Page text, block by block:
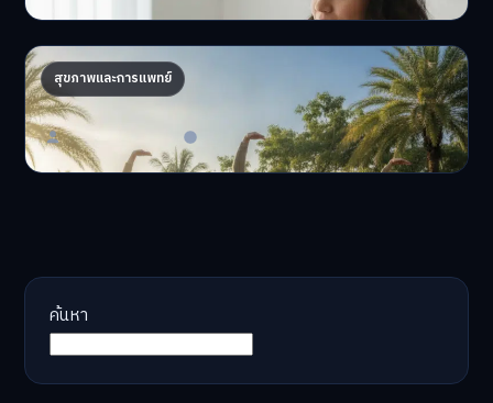
สุขภาพและการแพทย์
AI จัดทริปสุขภาพ: เทรนด์ใหม่ท่องเที่ยวไทยไฮเทค
AI จัดทริปสุขภาพนำเทรน…
Master Bussiness 17 มิถุนายน 2026
ค้นหา